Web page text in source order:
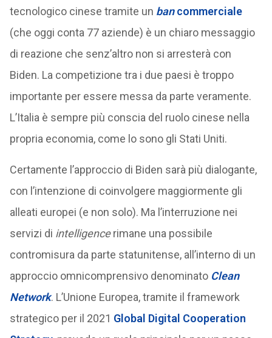
tecnologico cinese tramite un bancommerciale
(che oggi conta 77 aziende) è un chiaro messaggio
di reazione che senz’altro non si arresterà con
Biden. La competizione tra i due paesi è troppo
importante per essere messa da parte veramente.
L’Italia è sempre più conscia del ruolo cinese nella
propria economia, come lo sono gli Stati Uniti.
Certamente l’approccio di Biden sarà più dialogante,
con l’intenzione di coinvolgere maggiormente gli
alleati europei (e non solo). Ma l’interruzione nei
servizi di intelligencerimane una possibile
contromisura da parte statunitense, all’interno di un
approccio omnicomprensivo denominato Clean
Network. L’Unione Europea, tramite il framework
strategico per il 2021 Global Digital Cooperation